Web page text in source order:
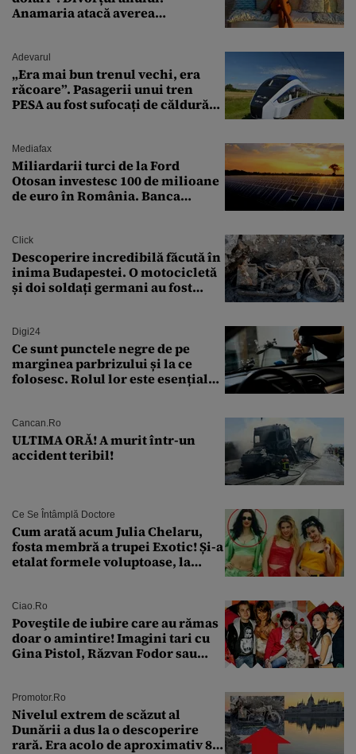
Anamaria atacă averea
Adevarul
„Era mai bun trenul vechi, era
răcoare”. Pasagerii unui tren
PESA au fost sufocați de căldură
Mediafax
Miliardarii turci de la Ford
Otosan investesc 100 de milioane
de euro în România. Banca
Click
Descoperire incredibilă făcută în
inima Budapestei. O motocicletă
și doi soldați germani au fost
Digi24
Ce sunt punctele negre de pe
marginea parbrizului și la ce
folosesc. Rolul lor este esențial
Cancan.ro
ULTIMA ORĂ! A murit într-un
accident teribil!
Ce Se Întâmplă Doctore
Cum arată acum Julia Chelaru,
fosta membră a trupei Exotic! Și-a
etalat formele voluptoase, la
Ciao.ro
Poveştile de iubire care au rămas
doar o amintire! Imagini tari cu
Gina Pistol, Răzvan Fodor sau
Promotor.ro
Nivelul extrem de scăzut al
Dunării a dus la o descoperire
rară. Era acolo de aproximativ 80